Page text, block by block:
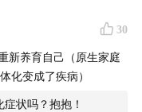
乐
上左耳朵进右耳朵出，
、自己做决定、自己承
30
新养育自己（原生家庭
化变成了疾病）
状吗？抱抱！